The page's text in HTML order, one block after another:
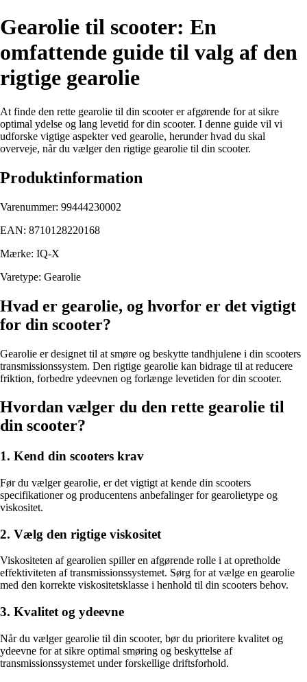
Gearolie til scooter: En
omfattende guide til valg af den
rigtige gearolie
At finde den rette gearolie til din scooter er afgørende for at sikre
optimal ydelse og lang levetid for din scooter. I denne guide vil vi
udforske vigtige aspekter ved gearolie, herunder hvad du skal
overveje, når du vælger den rigtige gearolie til din scooter.
Produktinformation
Varenummer: 99444230002
EAN: 8710128220168
Mærke: IQ-X
Varetype: Gearolie
Hvad er gearolie, og hvorfor er det vigtigt
for din scooter?
Gearolie er designet til at smøre og beskytte tandhjulene i din scooters
transmissionssystem. Den rigtige gearolie kan bidrage til at reducere
friktion, forbedre ydeevnen og forlænge levetiden for din scooter.
Hvordan vælger du den rette gearolie til
din scooter?
1. Kend din scooters krav
Før du vælger gearolie, er det vigtigt at kende din scooters
specifikationer og producentens anbefalinger for gearolietype og
viskositet.
2. Vælg den rigtige viskositet
Viskositeten af gearolien spiller en afgørende rolle i at opretholde
effektiviteten af transmissionssystemet. Sørg for at vælge en gearolie
med den korrekte viskositetsklasse i henhold til din scooters behov.
3. Kvalitet og ydeevne
Når du vælger gearolie til din scooter, bør du prioritere kvalitet og
ydeevne for at sikre optimal smøring og beskyttelse af
transmissionssystemet under forskellige driftsforhold.